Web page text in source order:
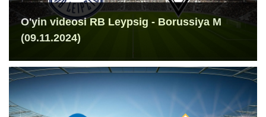
O'yin videosi RB Leypsig - Borussiya M
(09.11.2024)